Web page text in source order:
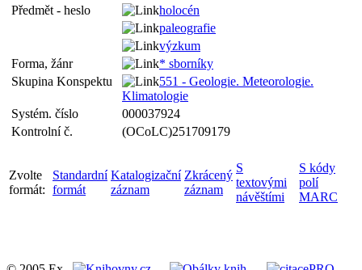
Předmět - heslo
holocén
paleografie
výzkum
Forma, žánr
* sborníky
Skupina Konspektu
551 - Geologie. Meteorologie.
Klimatologie
Systém. číslo
000037924
Kontrolní č.
(OCoLC)251709179
Zvolte
formát:
Standardní
formát
Katalogizační
záznam
Zkrácený
záznam
S
textovými
návěštími
S kódy
polí
MARC